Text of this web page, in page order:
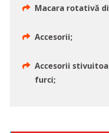
Macara rotativă
Accesorii;
Accesorii
furci;